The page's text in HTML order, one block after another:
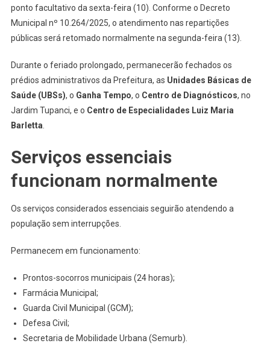
Julho
ponto facultativo da sexta-feira (10). Conforme o Decreto
Municipal nº 10.264/2025, o atendimento nas repartições
públicas será retomado normalmente na segunda-feira (13).
Durante o feriado prolongado, permanecerão fechados os
prédios administrativos da Prefeitura, as Unidades Básicas de
Saúde (UBSs), o Ganha Tempo, o Centro de Diagnósticos, no
Jardim Tupanci, e o Centro de Especialidades Luiz Maria
Barletta
Serviços essenciais
funcionam normalmente
Os serviços considerados essenciais seguirão atendendo a
população sem interrupções.
Permanecem em funcionamento:
Prontos-socorros municipais (24 horas);
Farmácia Municipal;
Guarda Civil Municipal (GCM);
Defesa Civil;
Secretaria de Mobilidade Urbana (Semurb).